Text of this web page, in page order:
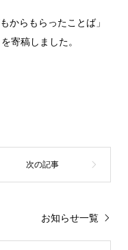
からもらったことば」
寄稿しました。
お知らせ一覧